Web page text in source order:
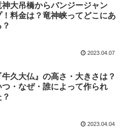
神大吊橋からバンジージャン
！料金は？竜神峡ってどこにあ
？
2023.04.07
牛久大仏』の高さ・大きさは？
つ・なぜ・誰によって作られ
？
2023.04.04